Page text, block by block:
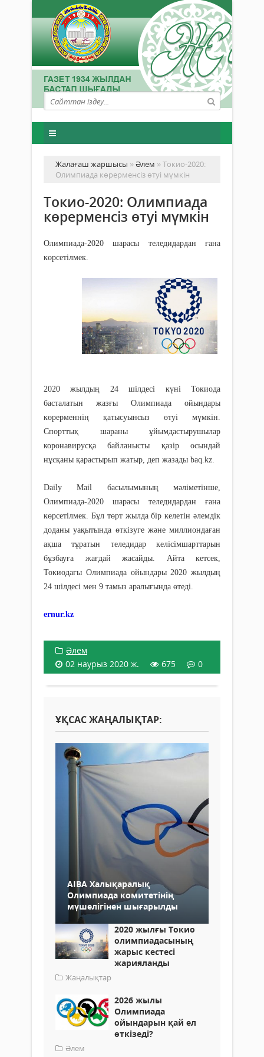
Жалағаш жаршысы »Әлем » Токио-2020:
Олимпиада көрерменсіз өтуі мүмкін
Токио-2020: Олимпиада
көрерменсіз өтуі мүмкін
Олимпиада-2020 шарасы теледидардан ғана
көрсетілмек.
2020 жылдың 24 шілдесі күні Токиода
басталатын жазғы Олимпиада ойындары
көрерменнің қатысуынсыз өтуі мүмкін.
Спорттық шараны ұйымдастырушылар
коронавирусқа байланысты қазір осындай
нұсқаны қарастырып жатыр, деп жазады baq.kz.
Daily Mail басылымының мәліметінше,
Олимпиада-2020 шарасы теледидардан ғана
көрсетілмек. Бұл төрт жылда бір келетін әлемдік
доданы уақытында өткізуге және миллиондаған
ақша тұратын теледидар келісімшарттарын
бұзбауға жағдай жасайды. Айта кетсек,
Токиодағы Олимпиада ойындары 2020 жылдың
24 шілдесі мен 9 тамыз аралығында өтеді.
ernur.kz
Әлем
02 наурыз 2020 ж.
675 0
ҰҚСАС ЖАҢАЛЫҚТАР:
АІВА Халықаралық
Олимпиада комитетінің
мүшелігінен шығарылды
2020 жылғы Токио
олимпиадасының
жарыс кестесі
жарияланды
Жаңалықтар
2026 жылы
Олимпиада
ойындарын қай ел
өткізеді?
Әлем